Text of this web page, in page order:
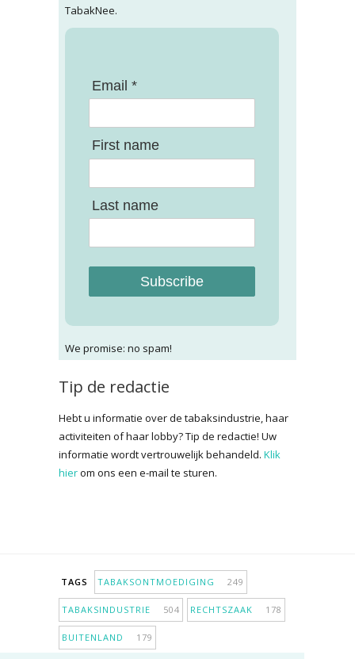
TabakNee.
Email *
First name
Last name
Subscribe
We promise: no spam!
Tip de redactie
Hebt u informatie over de tabaksindustrie, haar
activiteiten of haar lobby? Tip de redactie! Uw
informatie wordt vertrouwelijk behandeld. Klik
hierom ons een e-mail te sturen.
TAGS TABAKSONTMOEDIGING 249
TABAKSINDUSTRIE 504 RECHTSZAAK 178
BUITENLAND 179